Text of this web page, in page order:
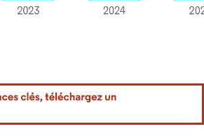
sous CC BY 4.0.